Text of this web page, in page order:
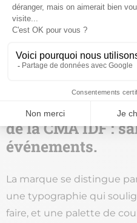
de-France" se décline sur
institutionnel,
expositions), pour offrir
Une signature
rassemble les
de la CMA IDF :
événements.
La marque se distingue
une typographie qui
faire, et une palette de